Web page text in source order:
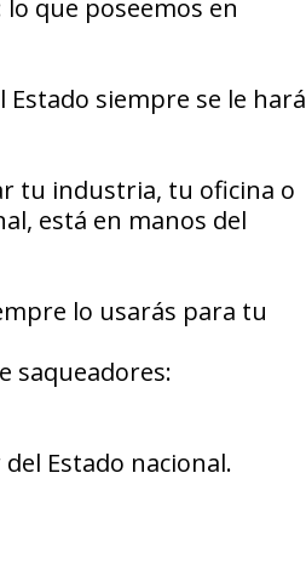
que poseemos en
Estado siempre se le hará
tu industria, tu oficina o
está en manos del
lo usarás para tu
saqueadores:
Estado nacional.